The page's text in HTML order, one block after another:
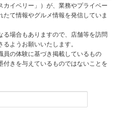
イベリー」）が、業務やプライベー
たて情報やグルメ情報を発信していま
る場合もありますので、店舗等を訪問
ようお願いいたします。
員の体験に基づき掲載しているもの
きを与えているものではないことを